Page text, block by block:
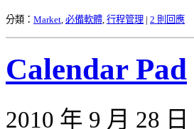
分類： Market 必備軟體 行程管理 | 2 則回應
Calendar Pad
2010 年 9 月 28